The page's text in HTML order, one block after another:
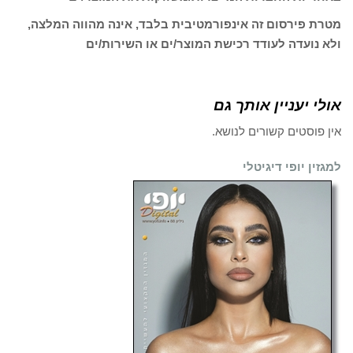
מטרת פירסום זה אינפורמטיבית בלבד, אינה מהווה המלצה,
ולא נועדה לעודד רכישת המוצר/ים או השירות/ים
אולי יעניין אותך גם
אין פוסטים קשורים לנושא.
למגזין יופי דיגיטלי